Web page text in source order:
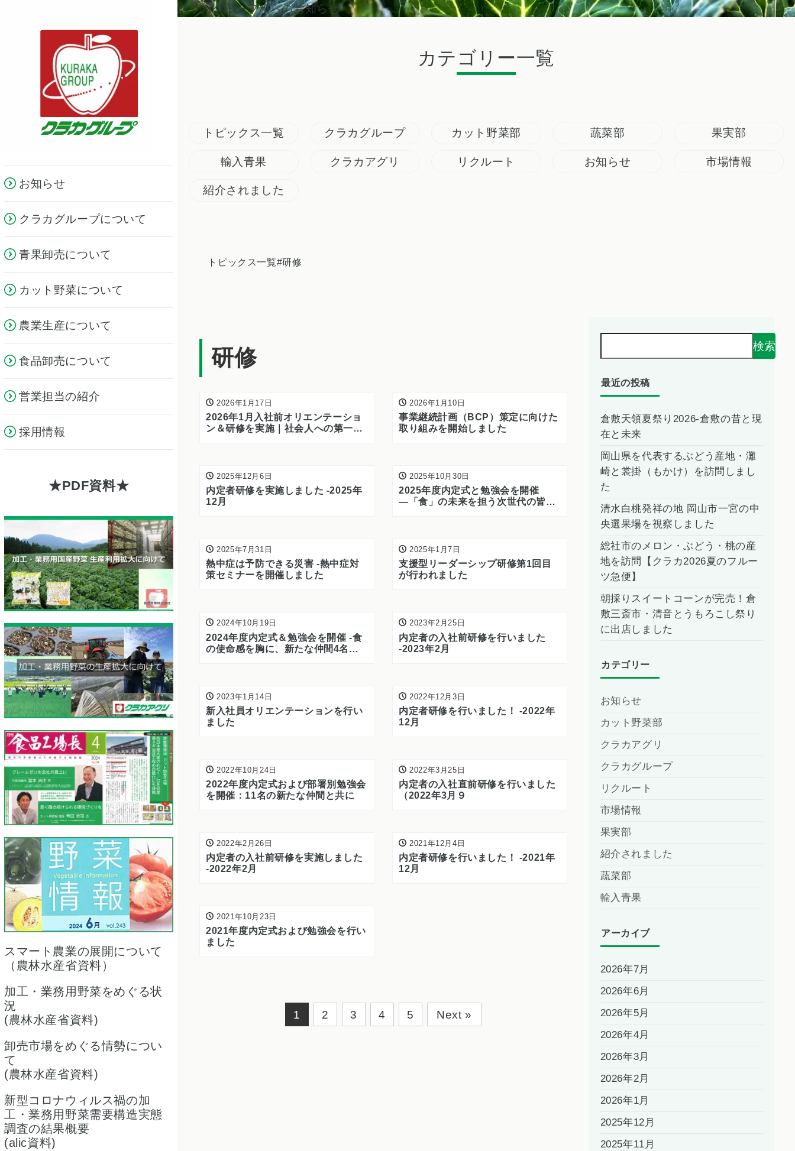
お知らせ
クラカグループについて
青果卸売について
カット野菜について
農業生産について
食品卸売について
営業担当の紹介
採用情報
PDF資料
スマート農業の展開について
（農林水産省資料）
加工・業務用野菜をめぐる状
況
(農林水産省資料)
卸売市場をめぐる情勢につい
て
(農林水産省資料)
新型コロナウィルス禍の加
工・業務用野菜需要構造実態
調査の結果概要
(alic資料)
クラカグループからのお知らせ
カテゴリー一覧
トピックス一覧 クラカグループ カット野菜部 蔬菜部 果実部
輸入青果 クラカアグリ リクルート お知らせ 市場情報
紹介されました
トピックス一覧#研修
研修
2026年1月17日
2026年1月入社前オリエンテーショ
ン＆研修を実施｜社会人への第一歩
2026年1月10日
事業継続計画（BCP）策定に向けた
取り組みを開始しました
2025年12月6日
内定者研修を実施しました -2025年
12月
2025年10月30日
2025年度内定式と勉強会を開催
―「食」の未来を担う次世代の皆さ
2025年7月31日
熱中症は予防できる災害 -熱中症対
策セミナーを開催しました
2025年1月7日
支援型リーダーシップ研修第1回目
が行われました
2024年10月19日
2024年度内定式＆勉強会を開催 -食
の使命感を胸に、新たな仲間4名を
2023年2月25日
内定者の入社前研修を行いました
-2023年2月
2023年1月14日
新入社員オリエンテーションを行い
ました
2022年12月3日
内定者研修を行いました！ -2022年
12月
2022年10月24日
2022年度内定式および部署別勉強会
を開催：11名の新たな仲間と共に
2022年3月25日
内定者の入社直前研修を行いました
（2022年3月９
2022年2月26日
内定者の入社前研修を実施しました
-2022年2月
2021年12月4日
内定者研修を行いました！ -2021年
12月
2021年10月23日
2021年度内定式および勉強会を行い
ました
1 2 3 4 5 Next »
検索
最近の投稿
倉敷天領夏祭り2026-倉敷の昔と現
在と未来
岡山県を代表するぶどう産地・灘
崎と裳掛（もかけ）を訪問しまし
た
清水白桃発祥の地 岡山市一宮の中
央選果場を視察しました
総社市のメロン・ぶどう・桃の産
地を訪問【クラカ2026夏のフルー
ツ急便】
朝採りスイートコーンが完売！倉
敷三斎市・清音とうもろこし祭り
に出店しました
カテゴリー
お知らせ
カット野菜部
クラカアグリ
クラカグループ
リクルート
市場情報
果実部
紹介されました
蔬菜部
輸入青果
アーカイブ
2026年7月
2026年6月
2026年5月
2026年4月
2026年3月
2026年2月
2026年1月
2025年12月
2025年11月